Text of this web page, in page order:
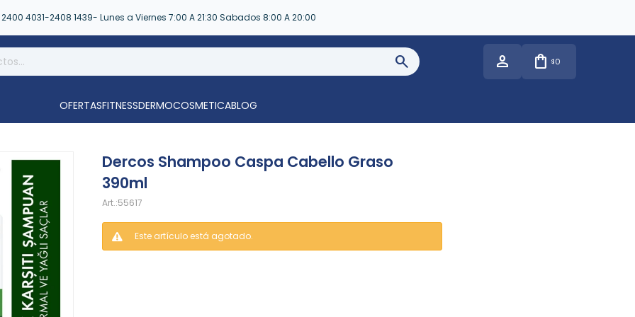
2400 4031-2408 1439- Lunes a Viernes 7:00 A 21:30 Sabados 8:00 A 20:00
$0
OFERTASFITNESSDERMOCOSMETICABLOG
Dercos Shampoo Caspa Cabello Graso
390ml
55617
Este artículo está agotado.